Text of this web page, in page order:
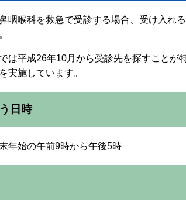
咽喉科を救急で受診する場合、受け入れ
は平成26年10月から受診先を探すことが
実施しています。
日時
年始の午前9時から午後5時